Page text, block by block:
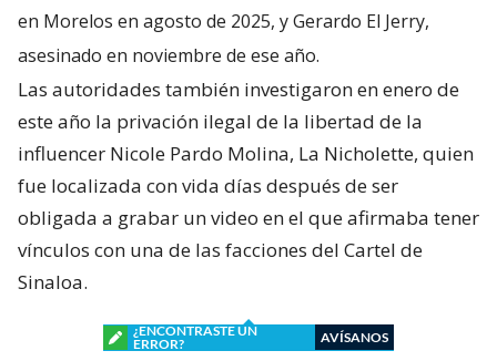
en Morelos en agosto de 2025, y Gerardo El Jerry,
asesinado en noviembre de ese año.
Las autoridades también investigaron en enero de
este año la privación ilegal de la libertad de la
influencer Nicole Pardo Molina, La Nicholette, quien
fue localizada con vida días después de ser
obligada a grabar un video en el que afirmaba tener
vínculos con una de las facciones del Cartel de
Sinaloa.
¿ENCONTRASTE UN
ERROR?
AVÍSANOS